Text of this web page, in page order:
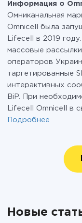
Информация о
Омниканальная
Omnicell была
Lifecell в 2019
массовые
операторов
таргетированные
интерактивных
BiP. При
Lifecell Omnicell в
Подробнее
Новые